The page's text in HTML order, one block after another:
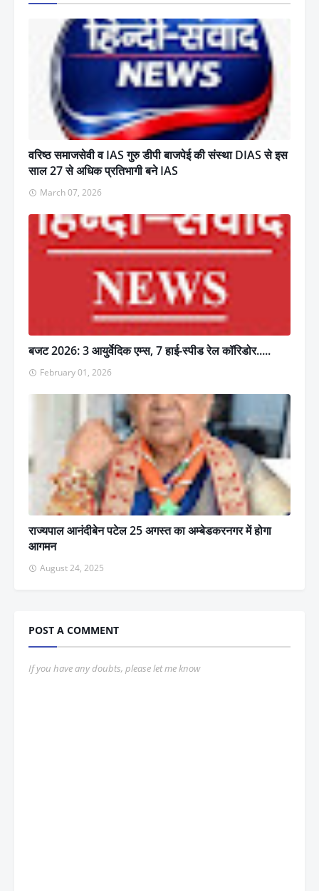
वरिष्ठ समाजसेवी व IAS गुरु डीपी बाजपेई की संस्था DIAS से इस
साल 27 से अधिक प्रतिभागी बने IAS
March 07, 2026
बजट 2026: 3 आयुर्वेदिक एम्स, 7 हाई-स्पीड रेल कॉरिडोर.....
February 01, 2026
राज्यपाल आनंदीबेन पटेल 25 अगस्त का अम्बेडकरनगर में होगा
आगमन
August 24, 2025
POST A COMMENT
If you have any doubts, please let me know